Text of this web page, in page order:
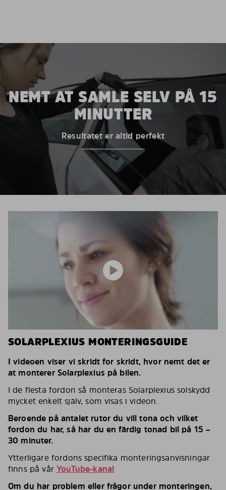
NEMT AT SAMLE SELV PÅ 15
MINUTTER
Resultatet er altid perfekt
SOLARPLEXIUS MONTERINGSGUIDE
I videoen viser vi skridt for skridt, hvor nemt det er
at monterer Solarplexius på bilen.
I de flesta fordon så monteras Solarplexius solskydd
mycket enkelt själv, som visas i videon.
Beroende på antalet rutor du vill tona och vilket
fordon du har, så har du en färdig tonad bil på 15 –
30 minuter.
Ytterligare fordons specifika monteringsanvisningar
finns på vårYouTube-kanal
Om du har problem eller frågor under monteringen,